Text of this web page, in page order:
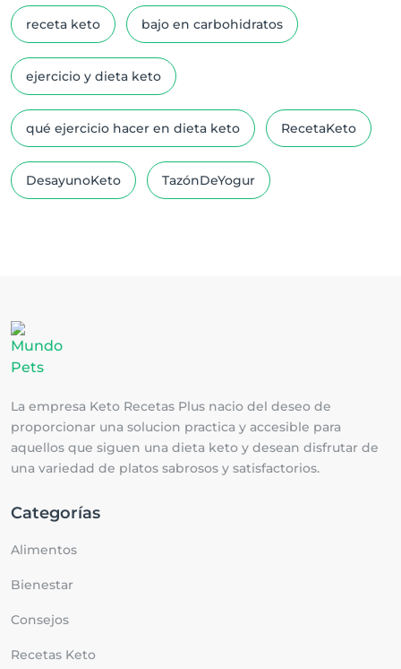
receta keto bajo en carbohidratos
ejercicio y dieta keto
qué ejercicio hacer en dieta keto RecetaKeto
DesayunoKeto TazónDeYogur
La empresa Keto Recetas Plus nacio del deseo de
proporcionar una solucion practica y accesible para
aquellos que siguen una dieta keto y desean disfrutar de
una variedad de platos sabrosos y satisfactorios.
Categorías
Alimentos
Bienestar
Consejos
Recetas Keto